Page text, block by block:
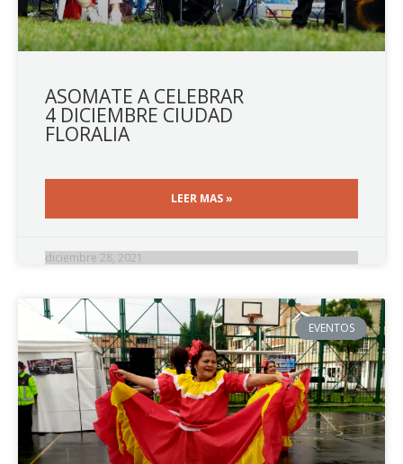
ASOMATE A CELEBRAR
4 DICIEMBRE CIUDAD
FLORALIA
LEER MAS »
diciembre 28, 2021
EVENTOS